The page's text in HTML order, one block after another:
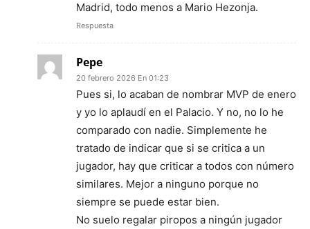
Madrid, todo menos a Mario Hezonja.
Respuesta
Pepe
20 febrero 2026 En 01:23
Pues si, lo acaban de nombrar MVP de enero
y yo lo aplaudí en el Palacio. Y no, no lo he
comparado con nadie. Simplemente he
tratado de indicar que si se critica a un
jugador, hay que criticar a todos con número
similares. Mejor a ninguno porque no
siempre se puede estar bien.
No suelo regalar piropos a ningún jugador